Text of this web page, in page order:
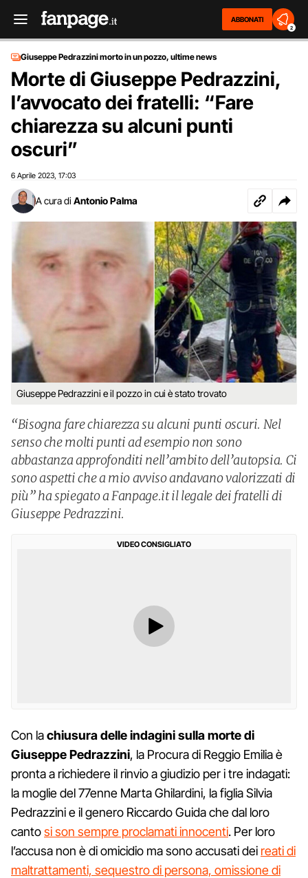
ABBONATI
2
Giuseppe Pedrazzini morto in un pozzo, ultime news
Morte di Giuseppe Pedrazzini,
l’avvocato dei fratelli: “Fare
chiarezza su alcuni punti
oscuri”
6 Aprile 2023 17:03
A cura di Antonio Palma
Giuseppe Pedrazzini e il pozzo in cui è stato trovato
“Bisogna fare chiarezza su alcuni punti oscuri. Nel
senso che molti punti ad esempio non sono
abbastanza approfonditi nell’ambito dell’autopsia. Ci
sono aspetti che a mio avviso andavano valorizzati di
più” ha spiegato a Fanpage.it il legale dei fratelli di
Giuseppe Pedrazzini.
VIDEO CONSIGLIATO
Con lachiusura delle indagini sulla morte di
Giuseppe Pedrazzini, la Procura di Reggio Emilia è
pronta a richiedere il rinvio a giudizio per i tre indagati:
la moglie del 77enne Marta Ghilardini, la figlia Silvia
Pedrazzini e il genero Riccardo Guida che dal loro
cantosi son sempre proclamati innocenti. Per loro
l’accusa non è di omicidio ma sono accusati dei reati di
maltrattamenti, sequestro di persona, omissione di